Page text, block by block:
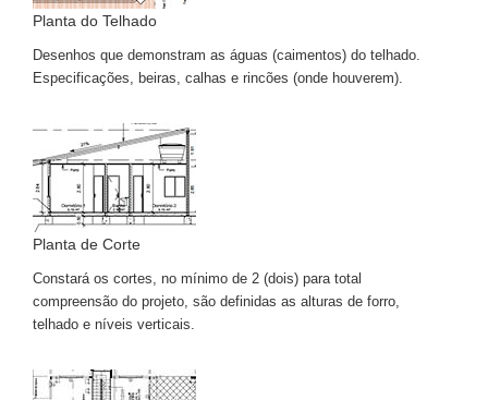
Planta do Telhado
Desenhos que demonstram as águas (caimentos) do telhado.
Especificações, beiras, calhas e rincões (onde houverem).
Planta de Corte
Constará os cortes, no mínimo de 2 (dois) para total
compreensão do projeto, são definidas as alturas de forro,
telhado e níveis verticais.